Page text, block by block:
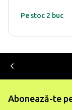
Pe stoc 2 buc
Abonează-te